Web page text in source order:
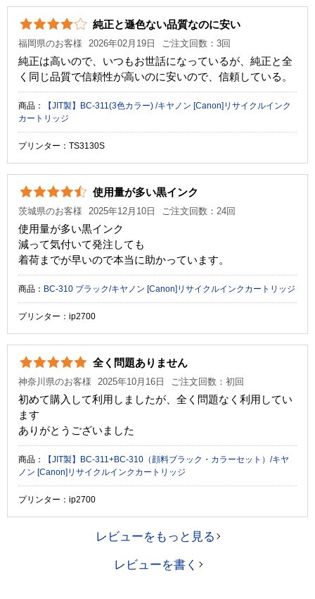
顔料・染料 染料
ICチップ あり
製品タイプ リサイクルインク
純正と遜色ない品質なのに安い
福岡県のお客様 2026年02月19日 ご注文回数：3回
純正は高いので、いつもお世話になっているが、純正と全
く同じ品質で信頼性が高いのに安いので、信頼している。
商品：
【JIT製】BC-311(3色カラー) /キヤノン [Canon]リサイクルインク
カートリッジ
プリンター：TS3130S
使用量が多い黒インク
茨城県のお客様 2025年12月10日 ご注文回数：24回
使用量が多い黒インク
減って気付いて発注しても
着荷までが早いので本当に助かっています。
商品： BC-310 ブラック/キヤノン [Canon]リサイクルインクカートリッジ
プリンター：ip2700
全く問題ありません
神奈川県のお客様 2025年10月16日 ご注文回数：初回
初めて購入して利用しましたが、全く問題なく利用してい
ます
ありがとうございました
商品：
【JIT製】BC-311+BC-310（顔料ブラック・カラーセット）/キヤ
ノン [Canon]リサイクルインクカートリッジ
プリンター：ip2700
レビューをもっと見る
レビューを書く